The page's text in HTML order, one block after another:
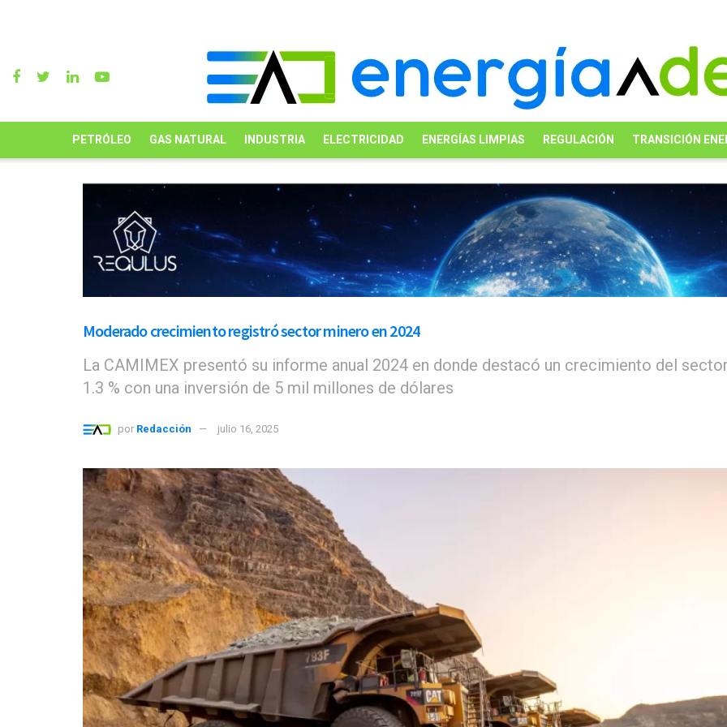
PETRÓLEO GAS NATURAL INDUSTRIA ELECTRICIDAD ENERGÍAS LIMPIAS REGULACIÓN TRANSICIÓN
Moderado crecimiento registró sector minero en 2024
La CAMIMEX presentó su informe anual 2024 en donde destacó un crecimiento del
1.3 % con una inversión de 5 mil millones de dólares
por Redacción julio 16, 2025